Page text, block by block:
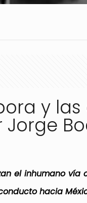
y
Jorge
el inhumano vía
hacia